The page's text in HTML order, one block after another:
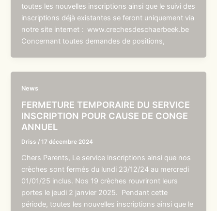
toutes les nouvelles inscriptions ainsi que le suivi des
inscriptions déjà existantes se feront uniquement via
notre site internet : www.crechesdeschaerbeek.be
Concernant toutes demandes de positions,
News
FERMETURE TEMPORAIRE DU SERVICE
INSCRIPTION POUR CAUSE DE CONGE
ANNUEL
Driss /17 décembre 2024
Chers Parents, Le service inscriptions ainsi que nos
crèches sont fermés du lundi 23/12/24 au mercredi
01/01/25 inclus. Nos 19 crèches rouvriront leurs
portes le jeudi 2 janvier 2025. Pendant cette
période, toutes les nouvelles inscriptions ainsi que le